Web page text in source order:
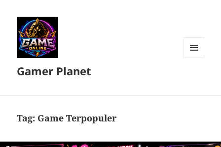
Gamer Planet
Tag: Game Terpopuler